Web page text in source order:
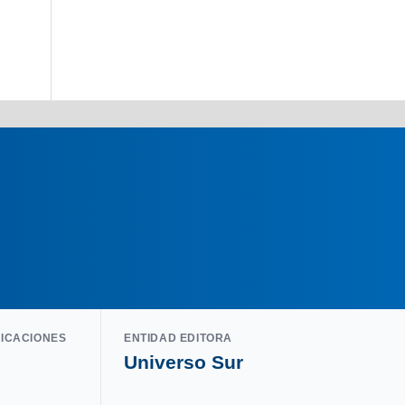
ENTIDAD EDITORA
Universo Sur